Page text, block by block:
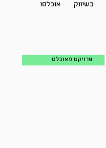
בשיווק אוכלסו
פרויקט מאוכלס